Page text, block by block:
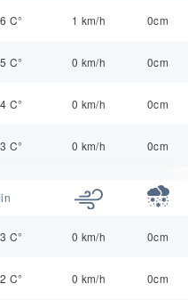
C° 1 km/h 0cm
C° 0 km/h 0cm
C° 0 km/h 0cm
C° 0 km/h 0cm
C° 0 km/h 0cm
C° 0 km/h 0cm